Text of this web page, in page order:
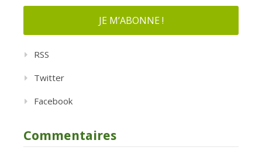
RSS
Twitter
Facebook
Commentaires